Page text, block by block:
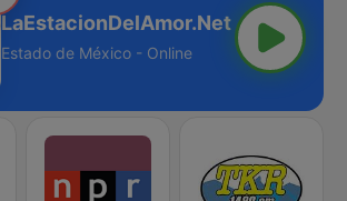
LaEstacionDelAmor.Net
Estado de México - Online